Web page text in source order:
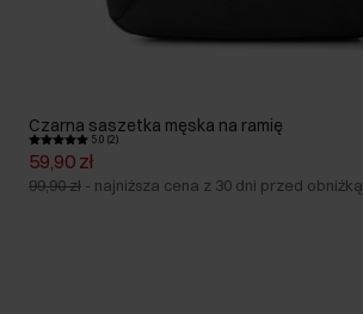
Czarna saszetka męska na ramię
5.0 (2)
59,90 zł
99,90 zł - najniższa cena z 30 dni przed obniżką